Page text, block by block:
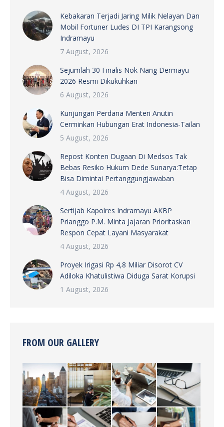
Kebakaran Terjadi Jaring Milik Nelayan Dan
Mobil Fortuner Ludes DI TPI Karangsong
Indramayu
7 August, 2026
Sejumlah 30 Finalis Nok Nang Dermayu
2026 Resmi Dikukuhkan
6 August, 2026
Kunjungan Perdana Menteri Anutin
Cerminkan Hubungan Erat Indonesia-Tailan
5 August, 2026
Repost Konten Dugaan Di Medsos Tak
Bebas Resiko Hukum Dede Sunarya:Tetap
Bisa Dimintai Pertanggungjawaban
4 August, 2026
Sertijab Kapolres Indramayu AKBP
Prianggo P.M. Minta Jajaran Prioritaskan
Respon Cepat Layani Masyarakat
4 August, 2026
Proyek Irigasi Rp 4,8 Miliar Disorot CV
Adiloka Khatulistiwa Diduga Sarat Korupsi
1 August, 2026
FROM OUR GALLERY